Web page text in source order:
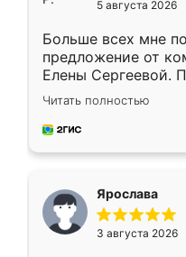
5 августа 2026
Больше всех мне
предложение от
Елены Сергеевой.
короткие сроки
для замера
предложил по
Читать полностью
Ярослава
3 августа 2026